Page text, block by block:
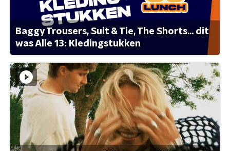
Baggy Trousers, Suit & Tie, The Shorts... dit
was Alle 13: Kledingstukken